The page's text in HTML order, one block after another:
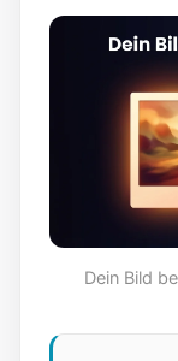
Dein Bild